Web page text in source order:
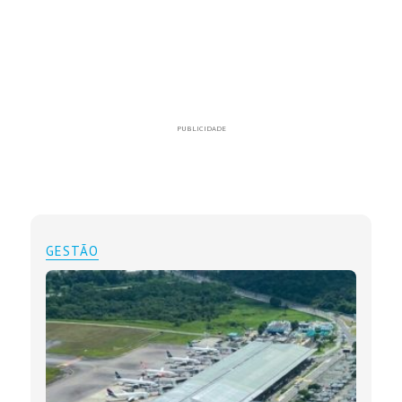
PUBLICIDADE
GESTÃO